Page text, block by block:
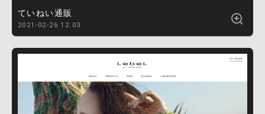
ていねい通販
2021-02-26 12:03